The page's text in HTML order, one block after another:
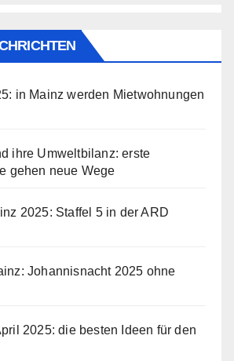
in Mainz werden Mietwohnungen
ihre Umweltbilanz: erste
gehen neue Wege
2025: Staffel 5 in der ARD
Johannisnacht 2025 ohne
2025: die besten Ideen für den